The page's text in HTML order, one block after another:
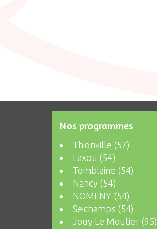
Nos programmes
Thionville (57)
Laxou (54)
Tomblaine (54)
Nancy (54)
NOMENY (54)
Seichamps (54)
Jouy Le Moutier (95)